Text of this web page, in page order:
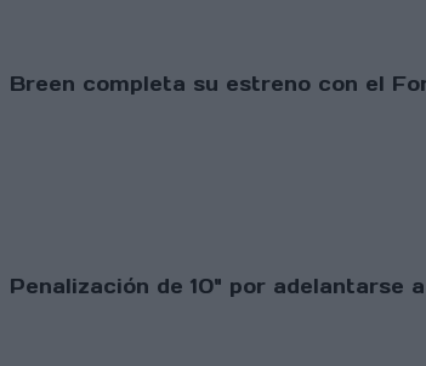
Breen completa su estreno con el
Penalización de 10" por adelantarse